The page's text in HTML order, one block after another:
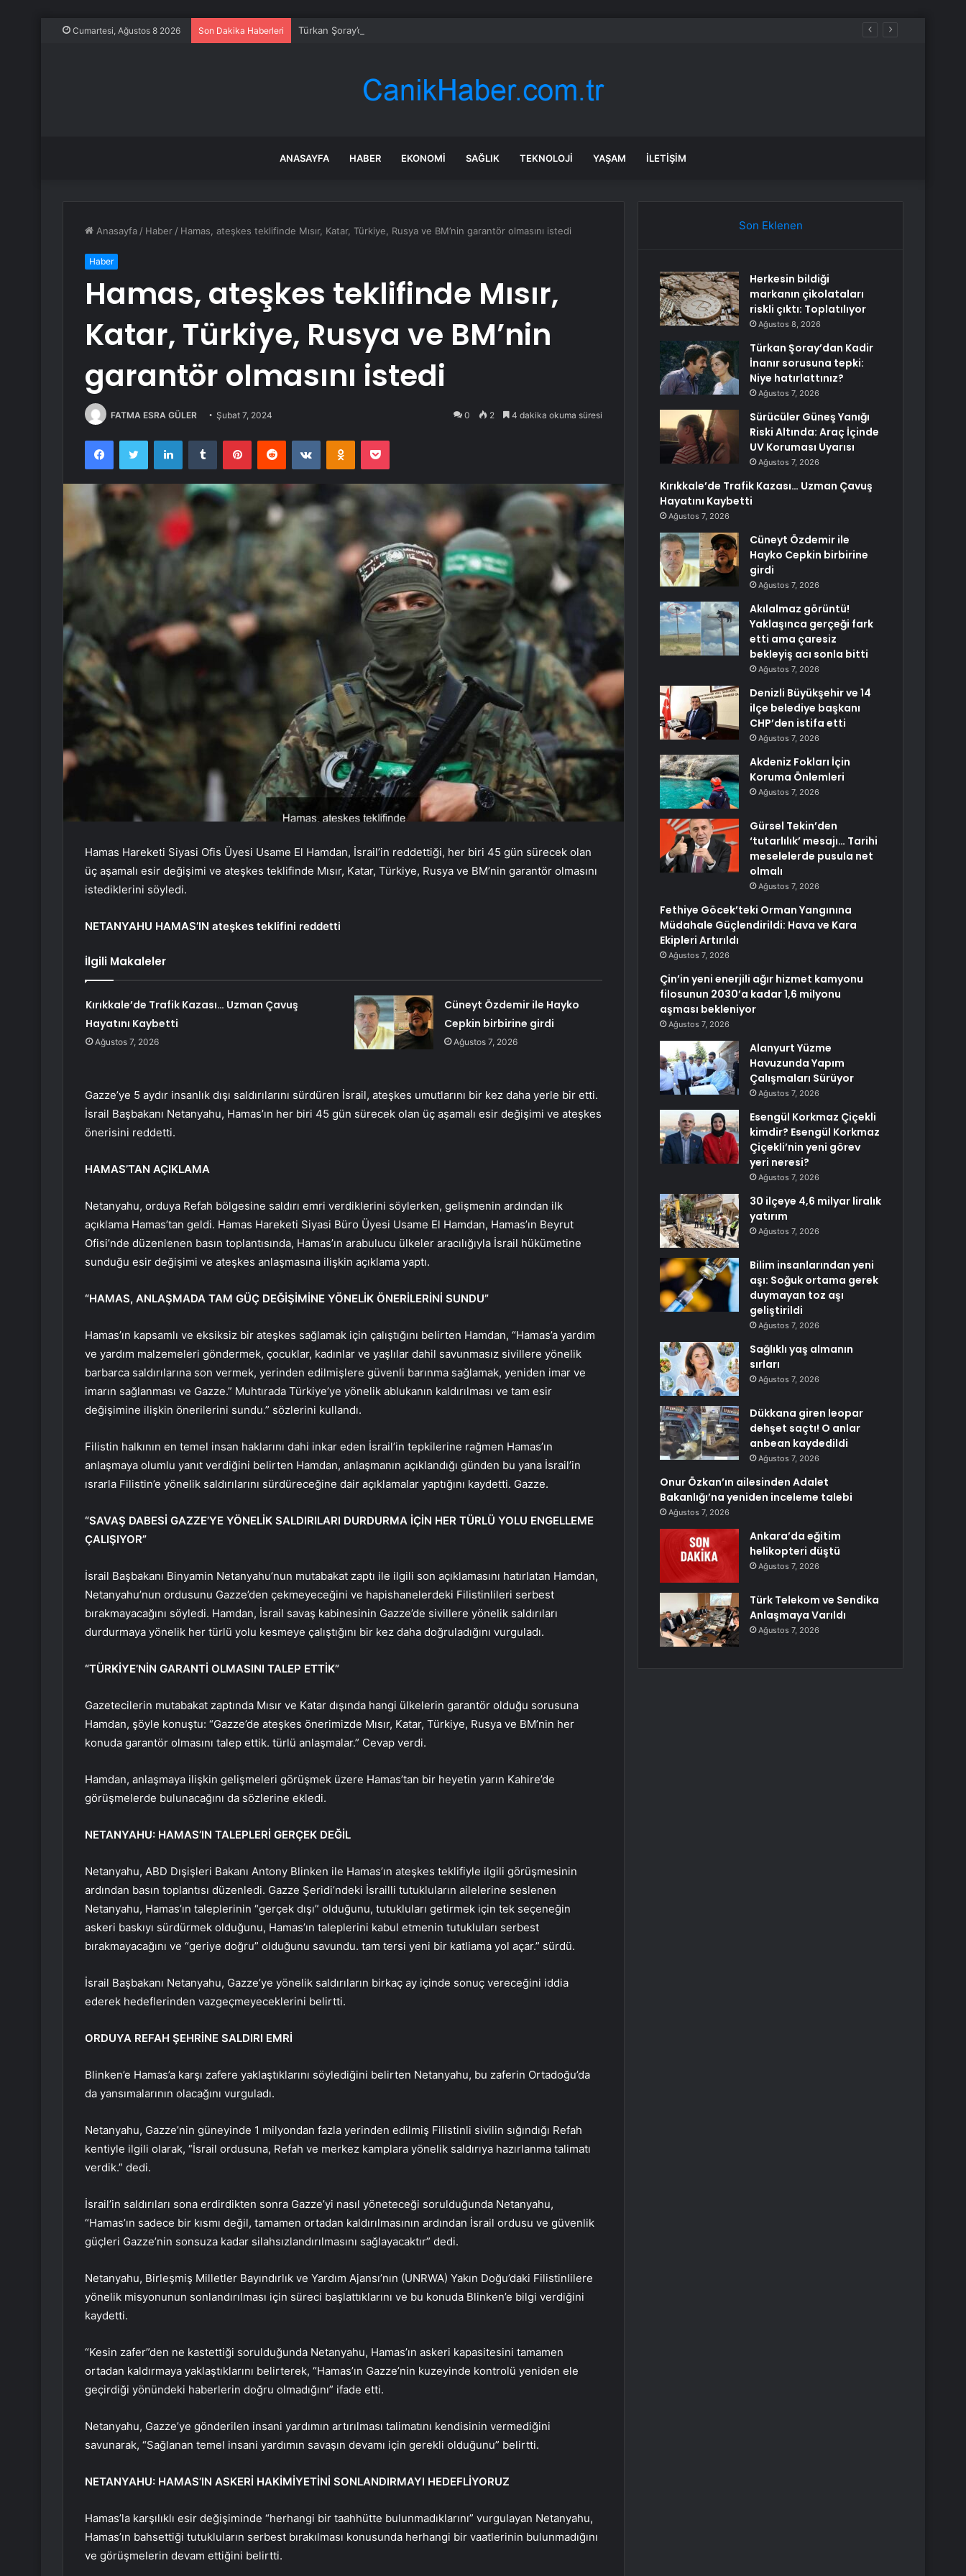
Cumartesi, Ağustos 8 2026 Son Dakika Haberleri Türkan Şoray’dan Kadir İnanır sorusuna tepki: Niye hatırlattınız?
ANASAYFA HABER EKONOMI SAĞLIK TEKNOLOJI YAŞAM İLETIŞIM
Anasayfa / Haber / Hamas, ateşkes teklifinde Mısır, Katar, Türkiye, Rusya ve BM’nin garantör olmasını istedi
Haber
Hamas, ateşkes teklifinde Mısır,
Katar, Türkiye, Rusya ve BM’nin
garantör olmasını istedi
FATMA ESRA GÜLER Şubat 7, 2024 0 2 4 dakika okuma süresi
FacebookTwitter LinkedInTumblr PinterestReddit VKontakteOdnoklassniki
Pocket
Hamas Hareketi Siyasi Ofis Üyesi Usame El Hamdan, İsrail’in reddettiği, her biri 45 gün sürecek olan
üç aşamalı esir değişimi ve ateşkes teklifinde Mısır, Katar, Türkiye, Rusya ve BM’nin garantör olmasını
istediklerini söyledi.
NETANYAHU HAMAS’IN ateşkes teklifini reddetti
İlgili Makaleler
Kırıkkale’de Trafik Kazası… Uzman Çavuş
Hayatını Kaybetti
Ağustos 7, 2026
Cüneyt Özdemir ile Hayko
Cepkin birbirine girdi
Ağustos 7, 2026
Gazze’ye 5 aydır insanlık dışı saldırılarını sürdüren İsrail, ateşkes umutlarını bir kez daha yerle bir etti.
İsrail Başbakanı Netanyahu, Hamas’ın her biri 45 gün sürecek olan üç aşamalı esir değişimi ve ateşkes
önerisini reddetti.
HAMAS’TAN AÇIKLAMA
Netanyahu, orduya Refah bölgesine saldırı emri verdiklerini söylerken, gelişmenin ardından ilk
açıklama Hamas’tan geldi. Hamas Hareketi Siyasi Büro Üyesi Usame El Hamdan, Hamas’ın Beyrut
Ofisi’nde düzenlenen basın toplantısında, Hamas’ın arabulucu ülkeler aracılığıyla İsrail hükümetine
sunduğu esir değişimi ve ateşkes anlaşmasına ilişkin açıklama yaptı.
“HAMAS, ANLAŞMADA TAM GÜÇ DEĞİŞİMİNE YÖNELİK ÖNERİLERİNİ SUNDU”
Hamas’ın kapsamlı ve eksiksiz bir ateşkes sağlamak için çalıştığını belirten Hamdan, “Hamas’a yardım
ve yardım malzemeleri göndermek, çocuklar, kadınlar ve yaşlılar dahil savunmasız sivillere yönelik
barbarca saldırılarına son vermek, yerinden edilmişlere güvenli barınma sağlamak, yeniden imar ve
imarın sağlanması ve Gazze.” Muhtırada Türkiye’ye yönelik ablukanın kaldırılması ve tam esir
değişimine ilişkin önerilerini sundu.” sözlerini kullandı.
Filistin halkının en temel insan haklarını dahi inkar eden İsrail’in tepkilerine rağmen Hamas’ın
anlaşmaya olumlu yanıt verdiğini belirten Hamdan, anlaşmanın açıklandığı günden bu yana İsrail’in
ısrarla Filistin’e yönelik saldırılarını sürdüreceğine dair açıklamalar yaptığını kaydetti. Gazze.
“SAVAŞ DABESİ GAZZE’YE YÖNELİK SALDIRILARI DURDURMA İÇİN HER TÜRLÜ YOLU ENGELLEME
ÇALIŞIYOR”
İsrail Başbakanı Binyamin Netanyahu’nun mutabakat zaptı ile ilgili son açıklamasını hatırlatan Hamdan,
Netanyahu’nun ordusunu Gazze’den çekmeyeceğini ve hapishanelerdeki Filistinlileri serbest
bırakmayacağını söyledi. Hamdan, İsrail savaş kabinesinin Gazze’de sivillere yönelik saldırıları
durdurmaya yönelik her türlü yolu kesmeye çalıştığını bir kez daha doğruladığını vurguladı.
“TÜRKİYE’NİN GARANTİ OLMASINI TALEP ETTİK”
Gazetecilerin mutabakat zaptında Mısır ve Katar dışında hangi ülkelerin garantör olduğu sorusuna
Hamdan, şöyle konuştu: “Gazze’de ateşkes önerimizde Mısır, Katar, Türkiye, Rusya ve BM’nin her
konuda garantör olmasını talep ettik. türlü anlaşmalar.” Cevap verdi.
Hamdan, anlaşmaya ilişkin gelişmeleri görüşmek üzere Hamas’tan bir heyetin yarın Kahire’de
görüşmelerde bulunacağını da sözlerine ekledi.
NETANYAHU: HAMAS’IN TALEPLERİ GERÇEK DEĞİL
Netanyahu, ABD Dışişleri Bakanı Antony Blinken ile Hamas’ın ateşkes teklifiyle ilgili görüşmesinin
ardından basın toplantısı düzenledi. Gazze Şeridi’ndeki İsrailli tutukluların ailelerine seslenen
Netanyahu, Hamas’ın taleplerinin “gerçek dışı” olduğunu, tutukluları getirmek için tek seçeneğin
askeri baskıyı sürdürmek olduğunu, Hamas’ın taleplerini kabul etmenin tutukluları serbest
bırakmayacağını ve “geriye doğru” olduğunu savundu. tam tersi yeni bir katliama yol açar.” sürdü.
İsrail Başbakanı Netanyahu, Gazze’ye yönelik saldırıların birkaç ay içinde sonuç vereceğini iddia
ederek hedeflerinden vazgeçmeyeceklerini belirtti.
ORDUYA REFAH ŞEHRİNE SALDIRI EMRİ
Blinken’e Hamas’a karşı zafere yaklaştıklarını söylediğini belirten Netanyahu, bu zaferin Ortadoğu’da
da yansımalarının olacağını vurguladı.
Netanyahu, Gazze’nin güneyinde 1 milyondan fazla yerinden edilmiş Filistinli sivilin sığındığı Refah
kentiyle ilgili olarak, “İsrail ordusuna, Refah ve merkez kamplara yönelik saldırıya hazırlanma talimatı
verdik.” dedi.
İsrail’in saldırıları sona erdirdikten sonra Gazze’yi nasıl yöneteceği sorulduğunda Netanyahu,
“Hamas’ın sadece bir kısmı değil, tamamen ortadan kaldırılmasının ardından İsrail ordusu ve güvenlik
güçleri Gazze’nin sonsuza kadar silahsızlandırılmasını sağlayacaktır” dedi.
Netanyahu, Birleşmiş Milletler Bayındırlık ve Yardım Ajansı’nın (UNRWA) Yakın Doğu’daki Filistinlilere
yönelik misyonunun sonlandırılması için süreci başlattıklarını ve bu konuda Blinken’e bilgi verdiğini
kaydetti.
“Kesin zafer”den ne kastettiği sorulduğunda Netanyahu, Hamas’ın askeri kapasitesini tamamen
ortadan kaldırmaya yaklaştıklarını belirterek, “Hamas’ın Gazze’nin kuzeyinde kontrolü yeniden ele
geçirdiği yönündeki haberlerin doğru olmadığını” ifade etti.
Netanyahu, Gazze’ye gönderilen insani yardımın artırılması talimatını kendisinin vermediğini
savunarak, “Sağlanan temel insani yardımın savaşın devamı için gerekli olduğunu” belirtti.
NETANYAHU: HAMAS’IN ASKERİ HAKİMİYETİNİ SONLANDIRMAYI HEDEFLİYORUZ
Hamas’la karşılıklı esir değişiminde “herhangi bir taahhütte bulunmadıklarını” vurgulayan Netanyahu,
Hamas’ın bahsettiği tutukluların serbest bırakılması konusunda herhangi bir vaatlerinin bulunmadığını
ve görüşmelerin devam ettiğini belirtti.
Son Eklenen
Herkesin bildiği
markanın çikolataları
riskli çıktı: Toplatılıyor
Ağustos 8, 2026
Türkan Şoray’dan Kadir
İnanır sorusuna tepki:
Niye hatırlattınız?
Ağustos 7, 2026
Sürücüler Güneş Yanığı
Riski Altında: Araç İçinde
UV Koruması Uyarısı
Ağustos 7, 2026
Kırıkkale’de Trafik Kazası… Uzman Çavuş
Hayatını Kaybetti
Ağustos 7, 2026
Cüneyt Özdemir ile
Hayko Cepkin birbirine
girdi
Ağustos 7, 2026
Akılalmaz görüntü!
Yaklaşınca gerçeği fark
etti ama çaresiz
bekleyiş acı sonla bitti
Ağustos 7, 2026
Denizli Büyükşehir ve 14
ilçe belediye başkanı
CHP’den istifa etti
Ağustos 7, 2026
Akdeniz Fokları İçin
Koruma Önlemleri
Ağustos 7, 2026
Gürsel Tekin’den
‘tutarlılık’ mesajı… Tarihi
meselelerde pusula net
olmalı
Ağustos 7, 2026
Fethiye Göcek’teki Orman Yangınına
Müdahale Güçlendirildi: Hava ve Kara
Ekipleri Artırıldı
Ağustos 7, 2026
Çin’in yeni enerjili ağır hizmet kamyonu
filosunun 2030’a kadar 1,6 milyonu
aşması bekleniyor
Ağustos 7, 2026
Alanyurt Yüzme
Havuzunda Yapım
Çalışmaları Sürüyor
Ağustos 7, 2026
Esengül Korkmaz Çiçekli
kimdir? Esengül Korkmaz
Çiçekli’nin yeni görev
yeri neresi?
Ağustos 7, 2026
30 ilçeye 4,6 milyar liralık
yatırım
Ağustos 7, 2026
Bilim insanlarından yeni
aşı: Soğuk ortama gerek
duymayan toz aşı
geliştirildi
Ağustos 7, 2026
Sağlıklı yaş almanın
sırları
Ağustos 7, 2026
Dükkana giren leopar
dehşet saçtı! O anlar
anbean kaydedildi
Ağustos 7, 2026
Onur Özkan’ın ailesinden Adalet
Bakanlığı’na yeniden inceleme talebi
Ağustos 7, 2026
Ankara’da eğitim
helikopteri düştü
Ağustos 7, 2026
Türk Telekom ve Sendika
Anlaşmaya Varıldı
Ağustos 7, 2026